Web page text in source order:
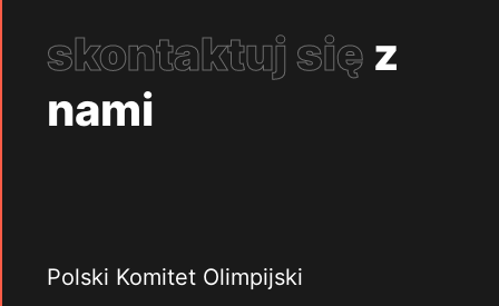
skontaktuj się z
nami
Polski Komitet Olimpijski